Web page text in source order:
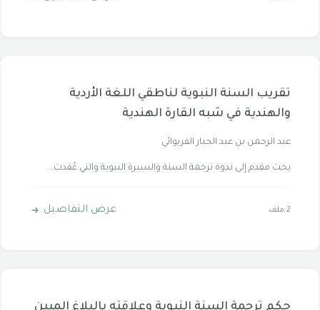
تقريب السنة النبوية لناطقي اللغة الأردية
والهندية في شبه القارة الهندية
عبد الرحمن بن عبد الجبار الفريوائي
بحث مقدم إلى ندوة ترجمة السنة والسيرة النبوية والتي عُقدت...
2 ملف عرض التفاصيل
حكم ترجمة السنة النبوية وعلاقته بالبلاغ المبين